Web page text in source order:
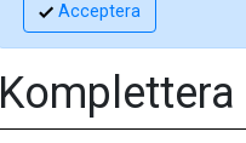
Acceptera